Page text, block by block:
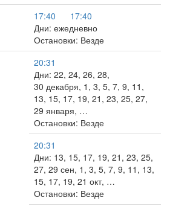
17:40
17:40
Дни: ежедневно
Остановки: Везде
20:31
Дни: 22, 24, 26, 28,
30 декабря, 1, 3, 5, 7, 9, 11,
13, 15, 17, 19, 21, 23, 25, 27,
29 января, …
Остановки: Везде
20:31
Дни: 13, 15, 17, 19, 21, 23, 25,
27, 29 сен, 1, 3, 5, 7, 9, 11, 13,
15, 17, 19, 21 окт, …
Остановки: Везде